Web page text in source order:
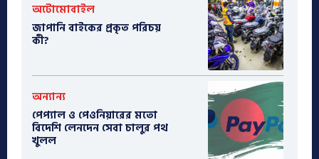
অটোমোবাইল
​জাপানি বাইকের প্রকৃত পরিচয়
কী?
অন্যান্য
পেপ্যাল ও পেওনিয়ারের মতো
বিদেশি লেনদেন সেবা চালুর পথ
খুলল